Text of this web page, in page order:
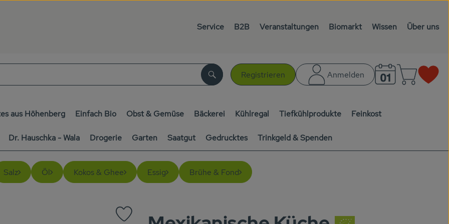
Service B2B Veranstaltungen Biomarkt Wissen Über uns
Registrieren Anmelden
Suchen
aus Höhenberg Einfach Bio Obst & Gemüse Bäckerei Kühlregal Tiefkühlprodukte Feinkost
Dr. Hauschka - Wala Drogerie Garten Saatgut Gedrucktes Trinkgeld & Spenden
Salz Öl Kokos & Ghee Essig Brühe & Fond
Produkt zu Favouriten hinzufügen